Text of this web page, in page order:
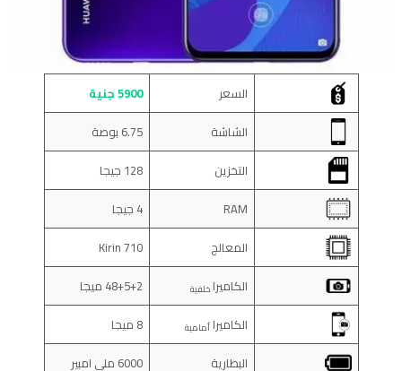
السعر
5900 جنية
الشاشة
6.75 بوصة
التخزين
128 جيجا
RAM
4 جيجا
المعالج
Kirin 710
الكاميرا خلفية
48+5+2 ميجا
الكاميرا أمامية
8 ميجا
البطارية
6000 ملي امبير